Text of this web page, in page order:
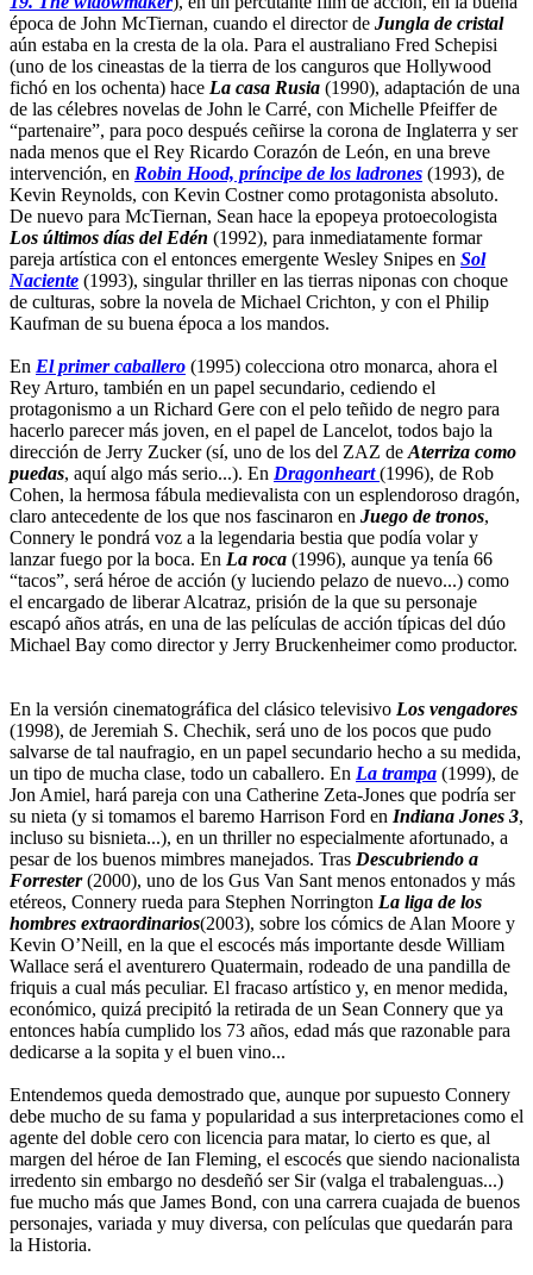
época de John McTiernan, cuando el director de Jungla de cristal
aún estaba en la cresta de la ola. Para el australiano Fred Schepisi
(uno de los cineastas de la tierra de los canguros que Hollywood
fichó en los ochenta) hace La casa Rusia (1990), adaptación de una
de las célebres novelas de John le Carré, con Michelle Pfeiffer de
“partenaire”, para poco después ceñirse la corona de Inglaterra y ser
nada menos que el Rey Ricardo Corazón de León, en una breve
intervención, en Robin Hood, príncipe de los ladrones (1993), de
Kevin Reynolds, con Kevin Costner como protagonista absoluto.
De nuevo para McTiernan, Sean hace la epopeya protoecologista
Los últimos días del Edén (1992), para inmediatamente formar
pareja artística con el entonces emergente Wesley Snipes en Sol
Naciente (1993), singular thriller en las tierras niponas con choque
de culturas, sobre la novela de Michael Crichton, y con el Philip
Kaufman de su buena época a los mandos.
En El primer caballero (1995) colecciona otro monarca, ahora el
Rey Arturo, también en un papel secundario, cediendo el
protagonismo a un Richard Gere con el pelo teñido de negro para
hacerlo parecer más joven, en el papel de Lancelot, todos bajo la
dirección de Jerry Zucker (sí, uno de los del ZAZ de Aterriza como
puedas, aquí algo más serio...). En Dragonheart (1996), de Rob
Cohen, la hermosa fábula medievalista con un esplendoroso dragón,
claro antecedente de los que nos fascinaron en Juego de tronos,
Connery le pondrá voz a la legendaria bestia que podía volar y
lanzar fuego por la boca. En La roca (1996), aunque ya tenía 66
“tacos”, será héroe de acción (y luciendo pelazo de nuevo...) como
el encargado de liberar Alcatraz, prisión de la que su personaje
escapó años atrás, en una de las películas de acción típicas del dúo
Michael Bay como director y Jerry Bruckenheimer como productor.
En la versión cinematográfica del clásico televisivo Los vengadores
(1998), de Jeremiah S. Chechik, será uno de los pocos que pudo
salvarse de tal naufragio, en un papel secundario hecho a su medida,
un tipo de mucha clase, todo un caballero. En La trampa (1999), de
Jon Amiel, hará pareja con una Catherine Zeta-Jones que podría ser
su nieta (y si tomamos el baremo Harrison Ford en Indiana Jones 3,
incluso su bisnieta...), en un thriller no especialmente afortunado, a
pesar de los buenos mimbres manejados. Tras Descubriendo a
Forrester(2000), uno de los Gus Van Sant menos entonados y más
etéreos, Connery rueda para Stephen Norrington La liga de los
hombres extraordinarios(2003), sobre los cómics de Alan Moore y
Kevin O’Neill, en la que el escocés más importante desde William
Wallace será el aventurero Quatermain, rodeado de una pandilla de
friquis a cual más peculiar. El fracaso artístico y, en menor medida,
económico, quizá precipitó la retirada de un Sean Connery que ya
entonces había cumplido los 73 años, edad más que razonable para
dedicarse a la sopita y el buen vino...
Entendemos queda demostrado que, aunque por supuesto Connery
debe mucho de su fama y popularidad a sus interpretaciones como el
agente del doble cero con licencia para matar, lo cierto es que, al
margen del héroe de Ian Fleming, el escocés que siendo nacionalista
irredento sin embargo no desdeñó ser Sir (valga el trabalenguas...)
fue mucho más que James Bond, con una carrera cuajada de buenos
personajes, variada y muy diversa, con películas que quedarán para
la Historia.